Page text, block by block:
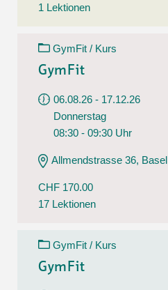
1 Lektionen
GymFit / Kurs
GymFit
06.08.26 - 17.12.26
Donnerstag
08:30 - 09:30 Uhr
Allmendstrasse 36, Basel
CHF 170.00
17 Lektionen
GymFit / Kurs
GymFit